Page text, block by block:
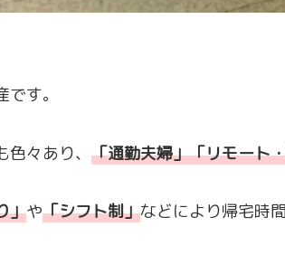
す。
々あり、 「通勤夫婦」「リモート
」や「シフト制」などにより帰宅時